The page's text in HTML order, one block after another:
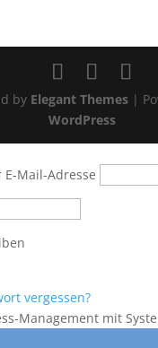
by Elegant Themes|
WordPress
Mail-Adresse
vergessen?